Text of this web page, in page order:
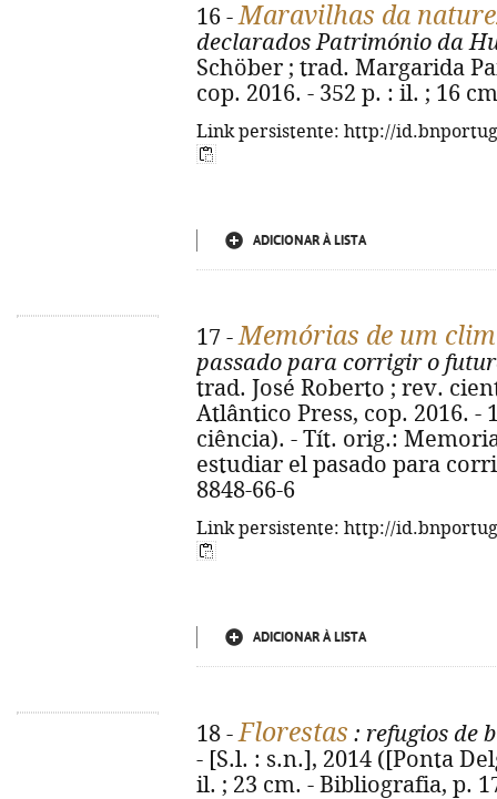
16 -Maravilhas da
declarados Património da
Schöber ; trad. Margarida
cop. 2016. - 352 p. : il. ; 16
Link persistente: http://
ADICIONAR À LISTA
17 -Memórias de um
passado para corrigir o
trad. José Roberto ; rev.
Atlântico Press, cop. 2016. -
ciência). - Tít. orig.:
estudiar el pasado para
8848-66-6
Link persistente: http://
ADICIONAR À LISTA
18 -Florestas : refugios de
- [S.l. : s.n.], 2014 ([Ponta
il. ; 23 cm. - Bibliografia, p.